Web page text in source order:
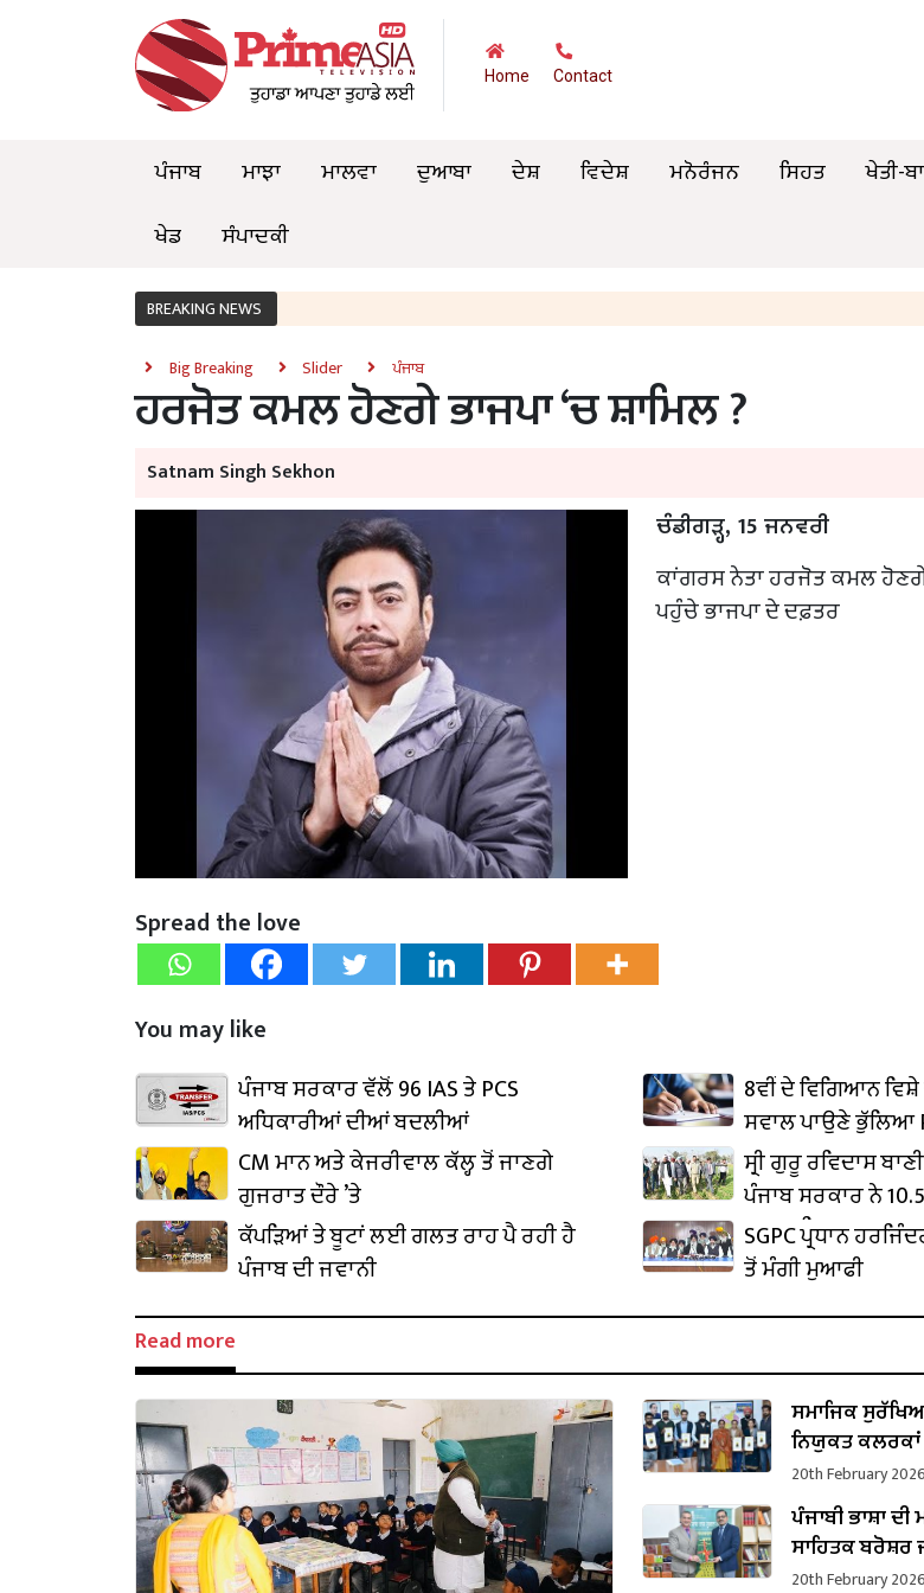
Home Contact
ਪੰਜਾਬ ਮਾਝਾ ਮਾਲਵਾ ਦੁਆਬਾ ਦੇਸ਼ ਵਿਦੇਸ਼ ਮਨੋਰੰਜਨ ਸਿਹਤ ਖੇਤੀ-
ਖੇਡ
ਸੰਪਾਦਕੀ
BREAKING NEWS
Big Breaking Slider ਪੰਜਾਬ
ਹਰਜੋਤ ਕਮਲ ਹੋਣਗੇ ਭਾਜਪਾ ‘ਚ ਸ਼ਾਮਿਲ ?
Satnam Singh Sekhon
ਚੰਡੀਗੜ੍ਹ, 15 ਜਨਵਰੀ
ਕਾਂਗਰਸ ਨੇਤਾ ਹਰਜੋਤ ਕਮਲ ਹੋਣਗੇ
ਪਹੁੰਚੇ ਭਾਜਪਾ ਦੇ ਦਫ਼ਤਰ
Spread the love
You may like
ਪੰਜਾਬ ਸਰਕਾਰ ਵੱਲੋਂ 96 IAS ਤੇ PCS
ਅਧਿਕਾਰੀਆਂ ਦੀਆਂ ਬਦਲੀਆਂ
8ਵੀਂ ਦੇ ਵਿਗਿਆਨ ਵਿਸ਼ੇ
ਸਵਾਲ ਪਾਉਣੇ ਭੁੱਲਿਆ
CM ਮਾਨ ਅਤੇ ਕੇਜਰੀਵਾਲ ਕੱਲ੍ਹ ਤੋਂ ਜਾਣਗੇ
ਗੁਜਰਾਤ ਦੌਰੇ ’ਤੇ
ਸ੍ਰੀ ਗੁਰੂ ਰਵਿਦਾਸ
ਪੰਜਾਬ ਸਰਕਾਰ ਨੇ
ਕਬਜ਼ਾ ਲਿਆ
ਕੱਪੜਿਆਂ ਤੇ ਬੂਟਾਂ ਲਈ ਗਲਤ ਰਾਹ ਪੈ ਰਹੀ ਹੈ
ਪੰਜਾਬ ਦੀ ਜਵਾਨੀ
SGPC ਪ੍ਰਧਾਨ
ਤੋਂ ਮੰਗੀ ਮੁਆਫੀ
Read more
ਸਮਾਜਿਕ
ਨਿਯੁਕਤ
20th February 2026
ਪੰਜਾਬੀ ਭਾਸ਼ਾ
ਸਾਹਿਤਕ ਬਰੋਸ਼ਰ
20th February 2026